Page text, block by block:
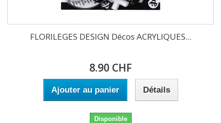
FLORILEGES DESIGN Décos ACRYLIQUES...
8.90 CHF
Ajouter au panier Détails
Disponible